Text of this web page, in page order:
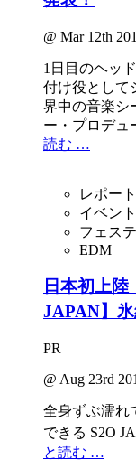
@ Mar 12th
1日目のヘッ
付け役として
界中の音楽シ
ー・プロデュ
読む …
レポート
イベント
フェス
EDM
日本初上
JAPAN】
PR
@ Aug 23rd
全身ずぶ濡れ
できる S2O
と読む …